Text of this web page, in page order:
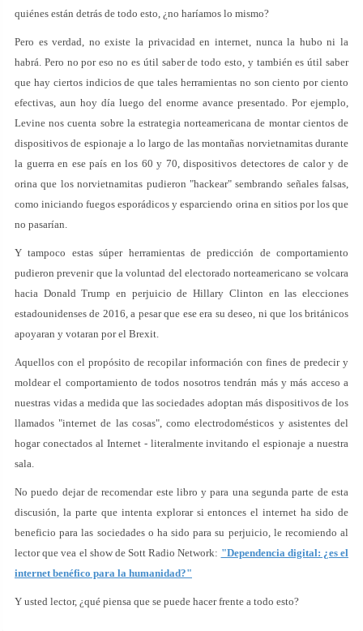
quiénes están detrás de todo esto, ¿no haríamos lo mismo?
Pero es verdad, no existe la privacidad en internet, nunca la hubo ni la
habrá. Pero no por eso no es útil saber de todo esto, y también es útil saber
que hay ciertos indicios de que tales herramientas no son ciento por ciento
efectivas, aun hoy día luego del enorme avance presentado. Por ejemplo,
Levine nos cuenta sobre la estrategia norteamericana de montar cientos de
dispositivos de espionaje a lo largo de las montañas norvietnamitas durante
la guerra en ese país en los 60 y 70, dispositivos detectores de calor y de
orina que los norvietnamitas pudieron "hackear" sembrando señales falsas,
como iniciando fuegos esporádicos y esparciendo orina en sitios por los que
no pasarían.
Y tampoco estas súper herramientas de predicción de comportamiento
pudieron prevenir que la voluntad del electorado norteamericano se volcara
hacia Donald Trump en perjuicio de Hillary Clinton en las elecciones
estadounidenses de 2016, a pesar que ese era su deseo, ni que los británicos
apoyaran y votaran por el Brexit.
Aquellos con el propósito de recopilar información con fines de predecir y
moldear el comportamiento de todos nosotros tendrán más y más acceso a
nuestras vidas a medida que las sociedades adoptan más dispositivos de los
llamados "internet de las cosas", como electrodomésticos y asistentes del
hogar conectados al Internet - literalmente invitando el espionaje a nuestra
sala.
No puedo dejar de recomendar este libro y para una segunda parte de esta
discusión, la parte que intenta explorar si entonces el internet ha sido de
beneficio para las sociedades o ha sido para su perjuicio, le recomiendo al
lector que vea el show de Sott Radio Network: "Dependencia digital: ¿es el
internet benéfico para la humanidad?"
Y usted lector, ¿qué piensa que se puede hacer frente a todo esto?